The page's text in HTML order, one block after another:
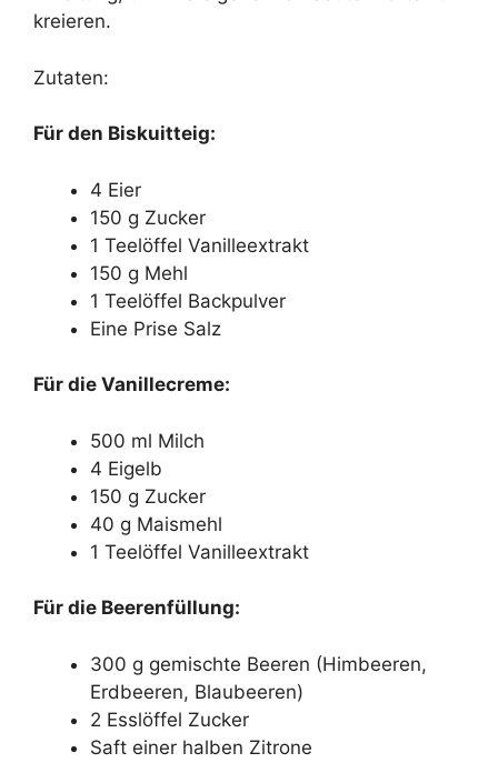
kreieren.
Zutaten:
Für den Biskuitteig:
4 Eier
150 g Zucker
1 Teelöffel Vanilleextrakt
150 g Mehl
1 Teelöffel Backpulver
Eine Prise Salz
Für die Vanillecreme:
500 ml Milch
4 Eigelb
150 g Zucker
40 g Maismehl
1 Teelöffel Vanilleextrakt
Für die Beerenfüllung:
300 g gemischte Beeren (Himbeeren,
Erdbeeren, Blaubeeren)
2 Esslöffel Zucker
Saft einer halben Zitrone